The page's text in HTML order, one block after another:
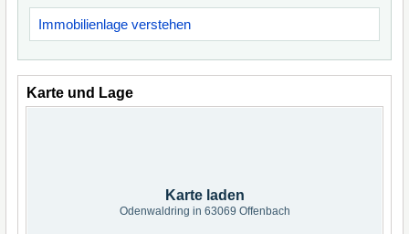
Immobilienlage verstehen
Karte und Lage
Karte laden
Odenwaldring in 63069 Offenbach